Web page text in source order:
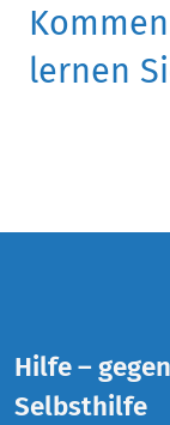
lernen
Hilfe –
Selbsthilfe